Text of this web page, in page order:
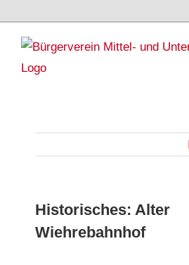
content
Historisches: Alter
Wiehrebahnhof